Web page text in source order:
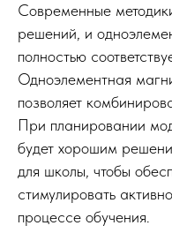
Современные
решений, и
полностью
Одноэлементная
позволяет
При планировании
будет хорошим
для школы, чтобы
стимулировать
процессе обучения.
© 2025
Все права
Каталог
Стулья